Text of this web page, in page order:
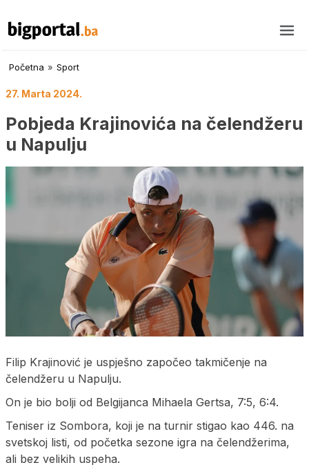
Početna » Sport
27. Marta 2024.
Pobjeda Krajinovića na čelendžeru
u Napulju
Filip Krajinović je uspješno započeo takmičenje na
čelendžeru u Napulju.
On je bio bolji od Belgijanca Mihaela Gertsa, 7:5, 6:4.
Teniser iz Sombora, koji je na turnir stigao kao 446. na
svetskoj listi, od početka sezone igra na čelendžerima,
ali bez velikih uspeha.